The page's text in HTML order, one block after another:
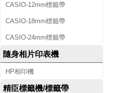
CASIO-12mm標籤帶
CASIO-18mm標籤帶
CASIO-24mm標籤帶
隨身相片印表機
HP相印機
精臣標籤機/標籤帶